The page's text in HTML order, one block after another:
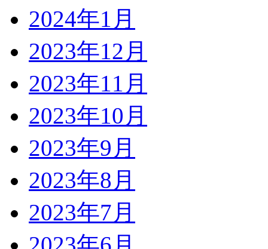
2024年1月
2023年12月
2023年11月
2023年10月
2023年9月
2023年8月
2023年7月